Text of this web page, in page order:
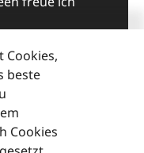
Appetit,
beste
Cookies